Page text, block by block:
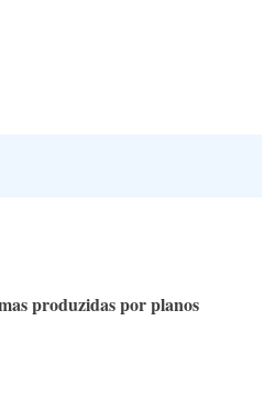
produzidas por planos